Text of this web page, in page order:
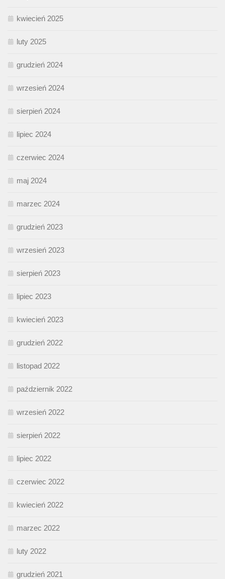
kwiecień 2025
luty 2025
grudzień 2024
wrzesień 2024
sierpień 2024
lipiec 2024
czerwiec 2024
maj 2024
marzec 2024
grudzień 2023
wrzesień 2023
sierpień 2023
lipiec 2023
kwiecień 2023
grudzień 2022
listopad 2022
październik 2022
wrzesień 2022
sierpień 2022
lipiec 2022
czerwiec 2022
kwiecień 2022
marzec 2022
luty 2022
grudzień 2021